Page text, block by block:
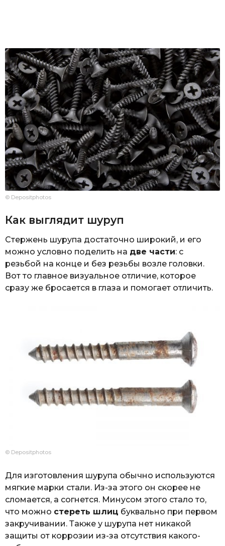
© Depositphotos
Как выглядит шуруп
Стержень шурупа достаточно широкий, и его
можно условно поделить на две части: с
резьбой на конце и без резьбы возле головки.
Вот то главное визуальное отличие, которое
сразу же бросается в глаза и помогает отличить.
© Depositphotos
Для изготовления шурупа обычно используются
мягкие марки стали. Из-за этого он скорее не
сломается, а согнется. Минусом этого стало то,
что можно стереть шлиц буквально при первом
закручивании. Также у шурупа нет никакой
защиты от коррозии из-за отсутствия какого-